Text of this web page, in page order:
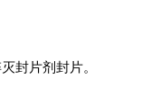
封片剂封片。